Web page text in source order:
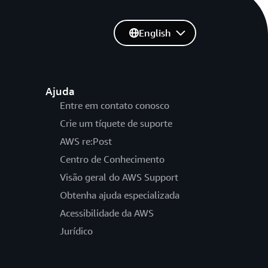
Ajuda
Entre em contato conosco
Crie um tíquete de suporte
AWS re:Post
Centro de Conhecimento
Visão geral do AWS Support
Obtenha ajuda especializada
Acessibilidade da AWS
Jurídico
English